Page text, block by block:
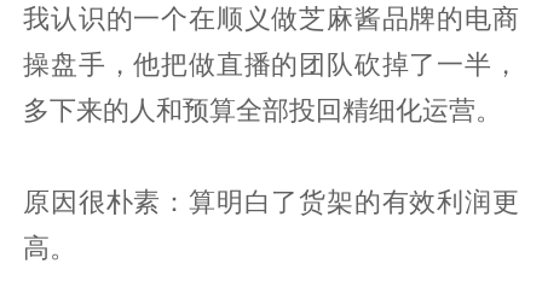
我认识的一个在顺义做芝麻酱品牌的电商
操盘手，他把做直播的团队砍掉了一半，
多下来的人和预算全部投回精细化运营。
原因很朴素：算明白了货架的有效利润更
高。